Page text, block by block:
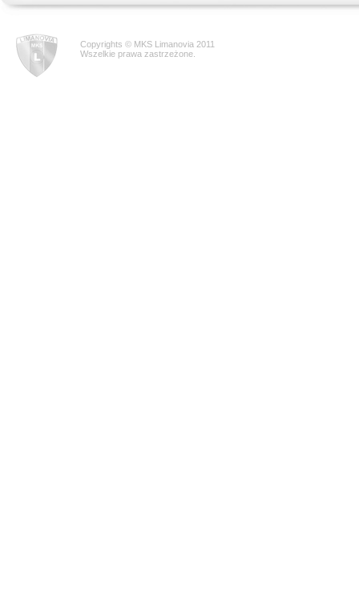
Copyrights © MKS Limanovia 2011
Wszelkie prawa zastrzeżone.